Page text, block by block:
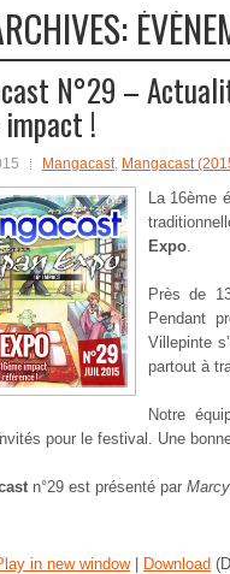
N°29 –
!
Mangacast, Mangacast
La 16ème
Expo.
Près de
Pendant
Villepinte
partout à
Notre
pour le festival. Une
n°29 est présenté par Marcy
in new window| Download